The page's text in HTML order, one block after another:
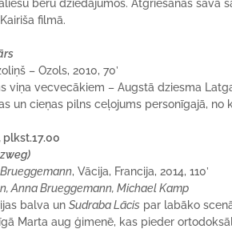
bēru dziedājumos. Atgriešanās savā
filmā.
– Ozols, 2010, 70’
viņa vecvecākiem – Augstā dziesma
un cieņas pilns ceļojums personīgajā,
plkst.17.00
, Vācija, Francija, 2014, 110’
Anna Brueggemann, Michael Kamp
balva unSudraba Lācis par labāko
Marta aug ģimenē, kas pieder